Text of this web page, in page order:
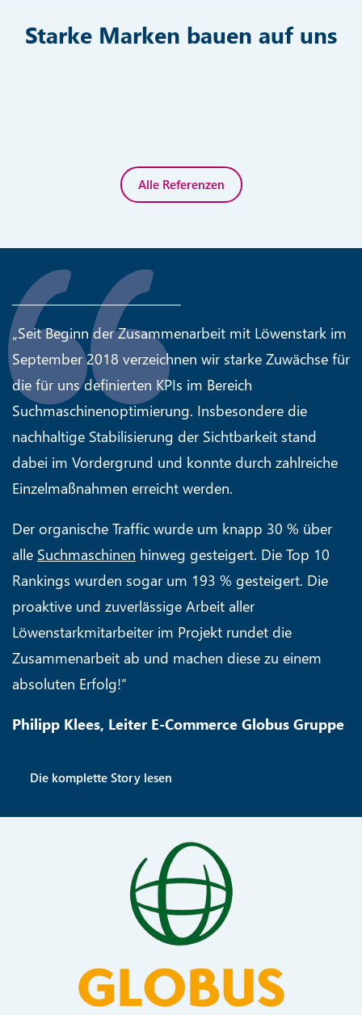
Starke Marken bauen auf uns
Alle Referenzen
„Seit Beginn der Zusammenarbeit mit Löwenstark im
September 2018 verzeichnen wir starke Zuwächse für
die für uns definierten KPIs im Bereich
Suchmaschinenoptimierung. Insbesondere die
nachhaltige Stabilisierung der Sichtbarkeit stand
dabei im Vordergrund und konnte durch zahlreiche
Einzelmaßnahmen erreicht werden.
Der organische Traffic wurde um knapp 30 % über
alle Suchmaschinen hinweg gesteigert. Die Top 10
Rankings wurden sogar um 193 % gesteigert. Die
proaktive und zuverlässige Arbeit aller
Löwenstarkmitarbeiter im Projekt rundet die
Zusammenarbeit ab und machen diese zu einem
absoluten Erfolg!“
Philipp Klees, Leiter E-Commerce Globus Gruppe
Die komplette Story lesen